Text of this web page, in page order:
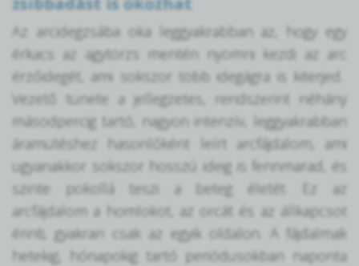
Az arcidegzsába oka leggyakrabban az, hogy egy
érkacs az agytörzs mentén nyomni kezdi az arc
érzőidegét, ami sokszor több idegágra is kiterjed.
Vezető tünete a jellegzetes, rendszerint néhány
másodpercig tartó, nagyon intenzív, leggyakrabban
áramütéshez hasonlóként leírt arcfájdalom, ami
ugyanakkor sokszor hosszú ideig is fennmarad, és
szinte pokollá teszi a beteg életét. Ez az
arcfájdalom a homlokot, az orcát és az állkapcsot
érinti, gyakran csak az egyik oldalon. A fájdalmak
hetekig, hónapokig tartó periódusokban naponta